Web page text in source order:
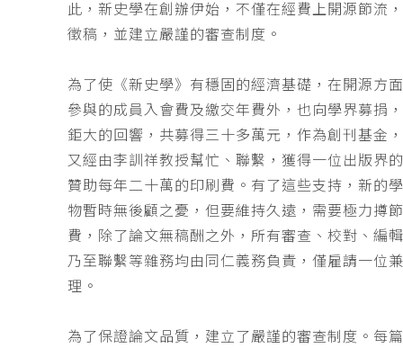
此，新史學在創辦伊始，不僅在經費上開源節流
徵稿，並建立嚴謹的審查制度。
為了使《新史學》有穩固的經濟基礎，在開源方
參與的成員入會費及繳交年費外，也向學界募捐
鉅大的回響，共募得三十多萬元，作為創刊基金
又經由李訓祥教授幫忙、聯繫，獲得一位出版界
贊助每年二十萬的印刷費。有了這些支持，新的
物暫時無後顧之憂，但要維持久遠，需要極力撙
費，除了論文無稿酬之外，所有審查、校對、編
乃至聯繫等雜務均由同仁義務負責，僅雇請一位
理。
為了保證論文品質，建立了嚴謹的審查制度。每